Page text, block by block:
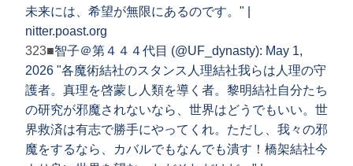
未来には、希望が無限にあるのです。" |
nitter.poast.org
323■智子＠第４４４代目 (@UF_dynasty): May 1,
2026 "各魔術結社のスタンス人理結社我らは人理の守
護者。真理を啓蒙し人類を導く者。黎明結社自分たち
の研究が邪魔されないなら、世界はどうでもいい。世
界救済は有志で勝手にやってくれ。ただし、我々の邪
魔をするなら、カバルでもなんでも潰す！橋架結社今